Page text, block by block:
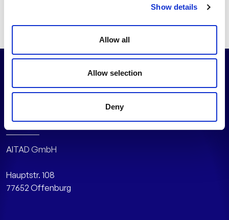
Show details
Allow all
Allow selection
Deny
AITAD GmbH
Hauptstr. 108
77652 Offenburg